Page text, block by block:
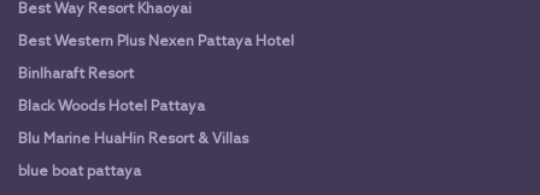
Best Way Resort Khaoyai
Best Western Plus Nexen Pattaya Hotel
Binlharaft Resort
Black Woods Hotel Pattaya
Blu Marine HuaHin Resort & Villas
blue boat pattaya